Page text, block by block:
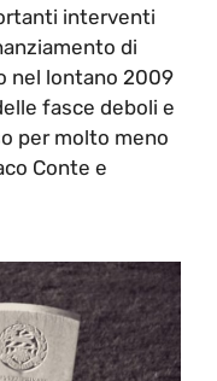
interventi
di
nel lontano 2009
fasce deboli e
per molto meno
Conte e